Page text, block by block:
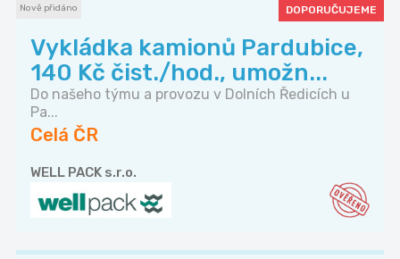
Nově přidáno DOPORUČUJEME
Vykládka kamionů Pardubice,
140 Kč čist./hod., umožn...
Do našeho týmu a provozu v Dolních Ředicích u
Pa...
Celá ČR
WELL PACK s.r.o.